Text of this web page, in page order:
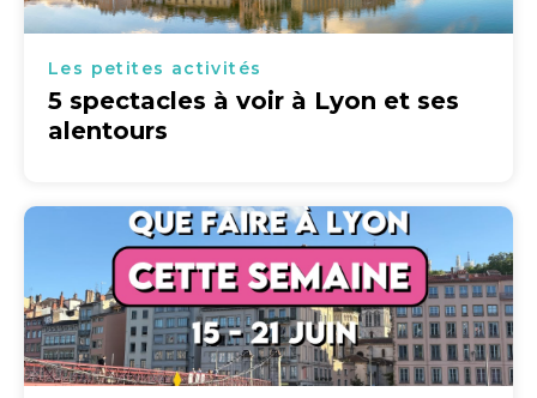
Les petites activités
5 spectacles à voir à Lyon et ses
alentours